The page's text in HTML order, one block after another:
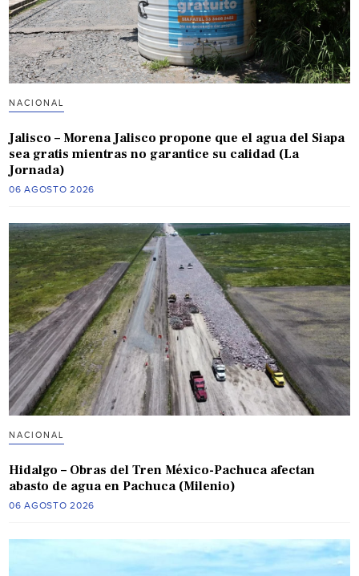
NACIONAL
Jalisco – Morena Jalisco propone que el agua del Siapa
sea gratis mientras no garantice su calidad (La
Jornada)
06 AGOSTO 2026
NACIONAL
Hidalgo – Obras del Tren México-Pachuca afectan
abasto de agua en Pachuca (Milenio)
06 AGOSTO 2026